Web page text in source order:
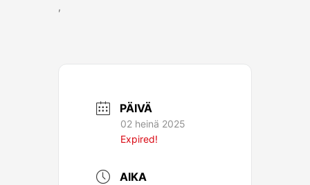
,
PÄIVÄ
02 heinä 2025
Expired!
AIKA